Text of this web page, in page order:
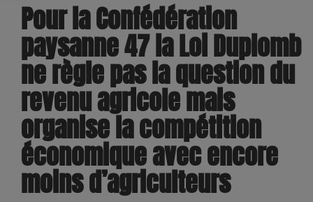
Pour la Confédération
paysanne 47 la Loi Duplomb
ne règle pas la question du
revenu agricole mais
organise la compétition
économique avec encore
moins d’agriculteurs